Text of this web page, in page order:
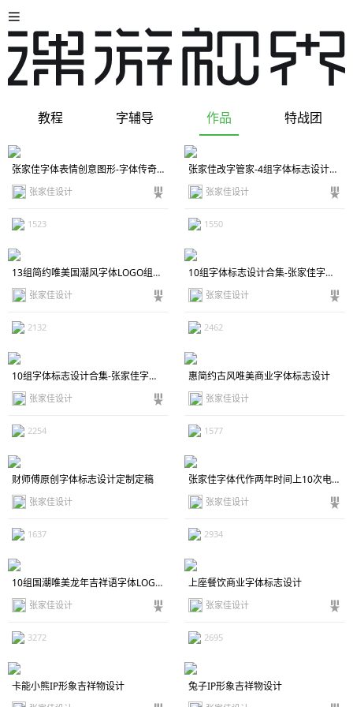
教程 字辅导 作品 特战团
张家佳字体表情创意图形-字体传奇爱情版
张家佳设计
1523
张家佳改字管家-4组字体标志设计改字案例对比
张家佳设计
1550
13组简约唯美国潮风字体LOGO组合-张家佳特战班同学作品
张家佳设计
2132
10组字体标志设计合集-张家佳字体特战同学作品
张家佳设计
2462
10组字体标志设计合集-张家佳字体特战同学作品
张家佳设计
2254
惠简约古风唯美商业字体标志设计
张家佳设计
1577
财师傅原创字体标志设计定制定稿
张家佳设计
1637
张家佳字体代作两年时间上10次电视荧幕-字体传奇特战体
张家佳设计
2934
10组国潮唯美龙年吉祥语字体LOGO标志组合
张家佳设计
3272
上座餐饮商业字体标志设计
张家佳设计
2695
卡能小熊IP形象吉祥物设计 兔子IP形象吉祥物设计